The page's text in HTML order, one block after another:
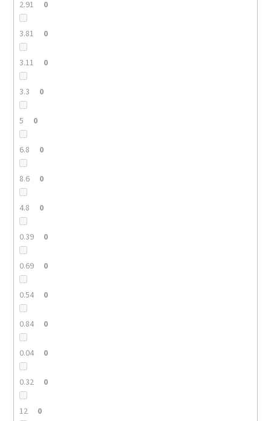
2.91 0
3.81 0
3.11 0
3.3 0
5 0
6.8 0
8.6 0
4.8 0
0.39 0
0.69 0
0.54 0
0.84 0
0.04 0
0.32 0
12 0